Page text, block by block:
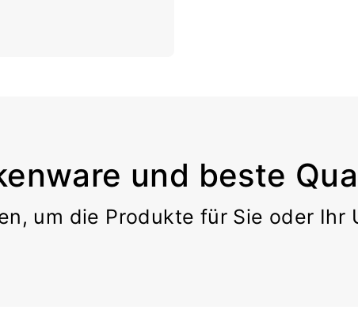
und beste
um die Produkte für Sie oder Ihr